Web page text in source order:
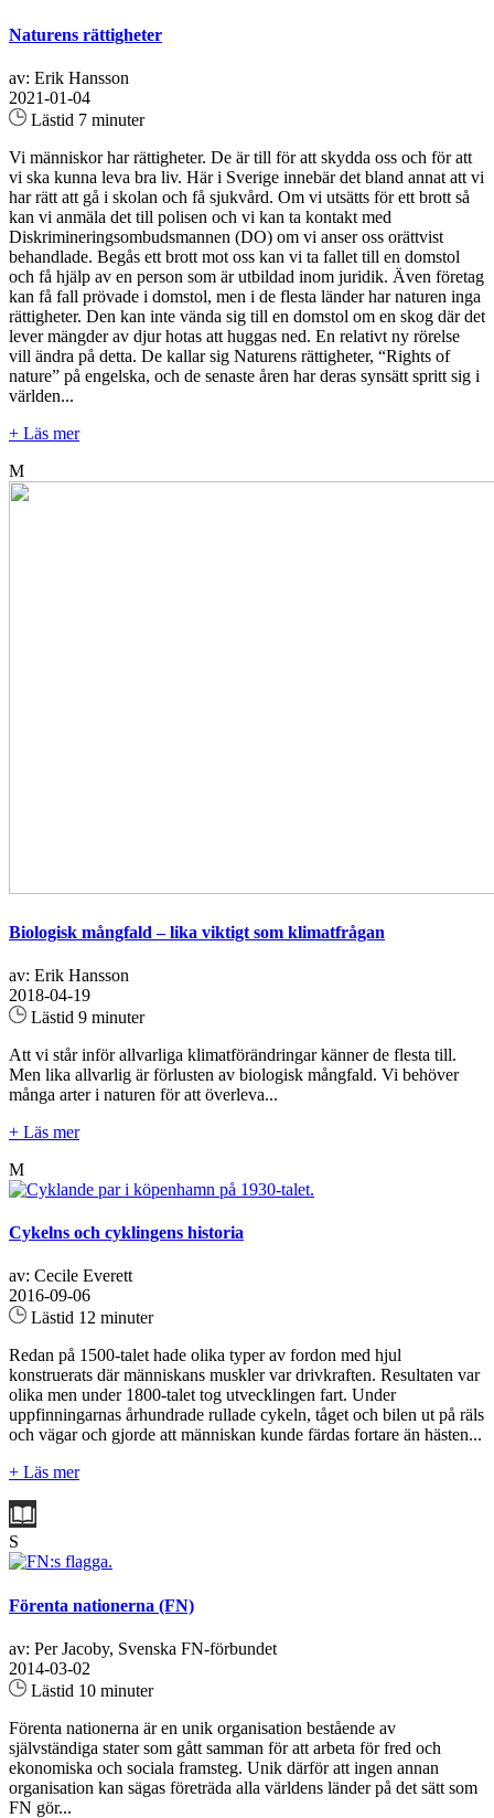
Naturens rättigheter
av: Erik Hansson
2021-01-04
Lästid 7 minuter
Vi människor har rättigheter. De är till för att skydda oss och för att
vi ska kunna leva bra liv. Här i Sverige innebär det bland annat att vi
har rätt att gå i skolan och få sjukvård. Om vi utsätts för ett brott så
kan vi anmäla det till polisen och vi kan ta kontakt med
Diskrimineringsombudsmannen (DO) om vi anser oss orättvist
behandlade. Begås ett brott mot oss kan vi ta fallet till en domstol
och få hjälp av en person som är utbildad inom juridik. Även företag
kan få fall prövade i domstol, men i de flesta länder har naturen inga
rättigheter. Den kan inte vända sig till en domstol om en skog där det
lever mängder av djur hotas att huggas ned. En relativt ny rörelse
vill ändra på detta. De kallar sig Naturens rättigheter, “Rights of
nature” på engelska, och de senaste åren har deras synsätt spritt sig i
världen...
+ Läs mer
M
Biologisk mångfald – lika viktigt som klimatfrågan
av: Erik Hansson
2018-04-19
Lästid 9 minuter
Att vi står inför allvarliga klimatförändringar känner de flesta till.
Men lika allvarlig är förlusten av biologisk mångfald. Vi behöver
många arter i naturen för att överleva...
+ Läs mer
M
Cykelns och cyklingens historia
av: Cecile Everett
2016-09-06
Lästid 12 minuter
Redan på 1500-talet hade olika typer av fordon med hjul
konstruerats där människans muskler var drivkraften. Resultaten var
olika men under 1800-talet tog utvecklingen fart. Under
uppfinningarnas århundrade rullade cykeln, tåget och bilen ut på räls
och vägar och gjorde att människan kunde färdas fortare än hästen...
+ Läs mer
S
Förenta nationerna (FN)
av: Per Jacoby, Svenska FN-förbundet
2014-03-02
Lästid 10 minuter
Förenta nationerna är en unik organisation bestående av
självständiga stater som gått samman för att arbeta för fred och
ekonomiska och sociala framsteg. Unik därför att ingen annan
organisation kan sägas företräda alla världens länder på det sätt som
FN gör...